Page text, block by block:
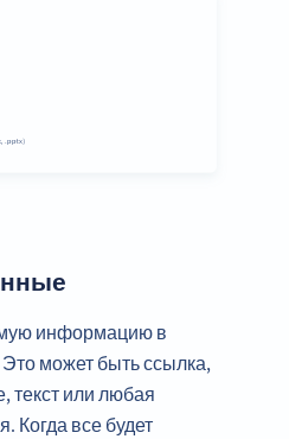
информацию в
может быть ссылка,
текст или любая
Когда все будет